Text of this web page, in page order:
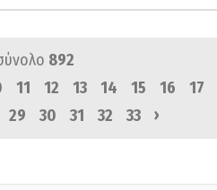
892
11 12 13 14 15 16 17
29 30 31 32 33 ›